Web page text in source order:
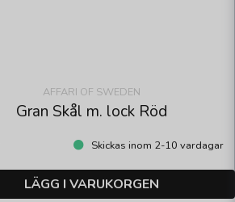
AFFARI OF SWEDEN
Gran Skål m. lock Röd
Skickas inom 2-10 vardagar
LÄGG I VARUKORGEN